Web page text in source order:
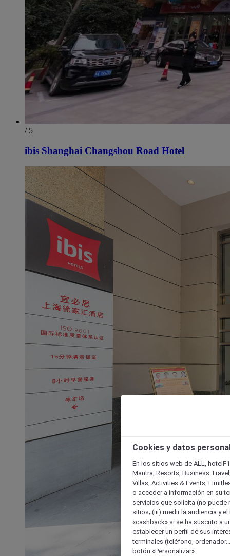
/ 5
ibis Shanghai Changshou Road Hotel
Cookies y datos
En los sitios web de ALL,
Mantra, Resorts, Business
Villas, Activities & Events,
o acceder a información en su
servicios que solicita (no puede
sitios; (iii) medir la audiencia y
«cashback» si se ha suscrito a
establecer un perfil de sus
terminales (teléfono,
botón «Personalizar».